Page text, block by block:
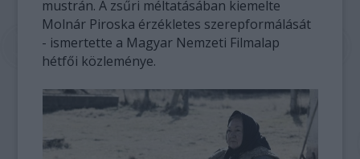
mustrán. A zsűri méltatásában kiemelte
Molnár Piroska érzékletes szerepformálását
- ismertette a Magyar Nemzeti Filmalap
hétfői közleménye.